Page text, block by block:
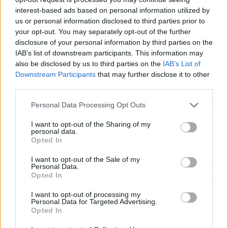
interest-based ads based on personal information utilized by
us or personal information disclosed to third parties prior to
your opt-out. You may separately opt-out of the further
disclosure of your personal information by third parties on the
IAB’s list of downstream participants. This information may
also be disclosed by us to third parties on the IAB’s List of
Downstream Participants that may further disclose it to other
Personal Data Processing Opt Outs
I want to opt-out of the Sharing of my
personal data.
Opted In
I want to opt-out of the Sale of my
Personal Data.
Opted In
I want to opt-out of processing my
Personal Data for Targeted Advertising.
Opted In
jardín estilo galleta, se fabrican en polipiel
estampada y con relleno de espuma de alta
densidad. Son fácilmente apilables y se
caracterizan por ser duraderos, versátiles,
confortables y decorativos tanto para
mobiliarios de jardines, porches o terrazas.
puffs
que comercializa Sokios en su web, se
un área de juegos. Están confeccionados en
tejido estampado sobre poli-piel para que
de bolitas de poliestireno.Este material es 100
% hipoalergénico, antifúngico y resistente a la
humedad; además se ajusta al cuerpo al
momento de sentarse.